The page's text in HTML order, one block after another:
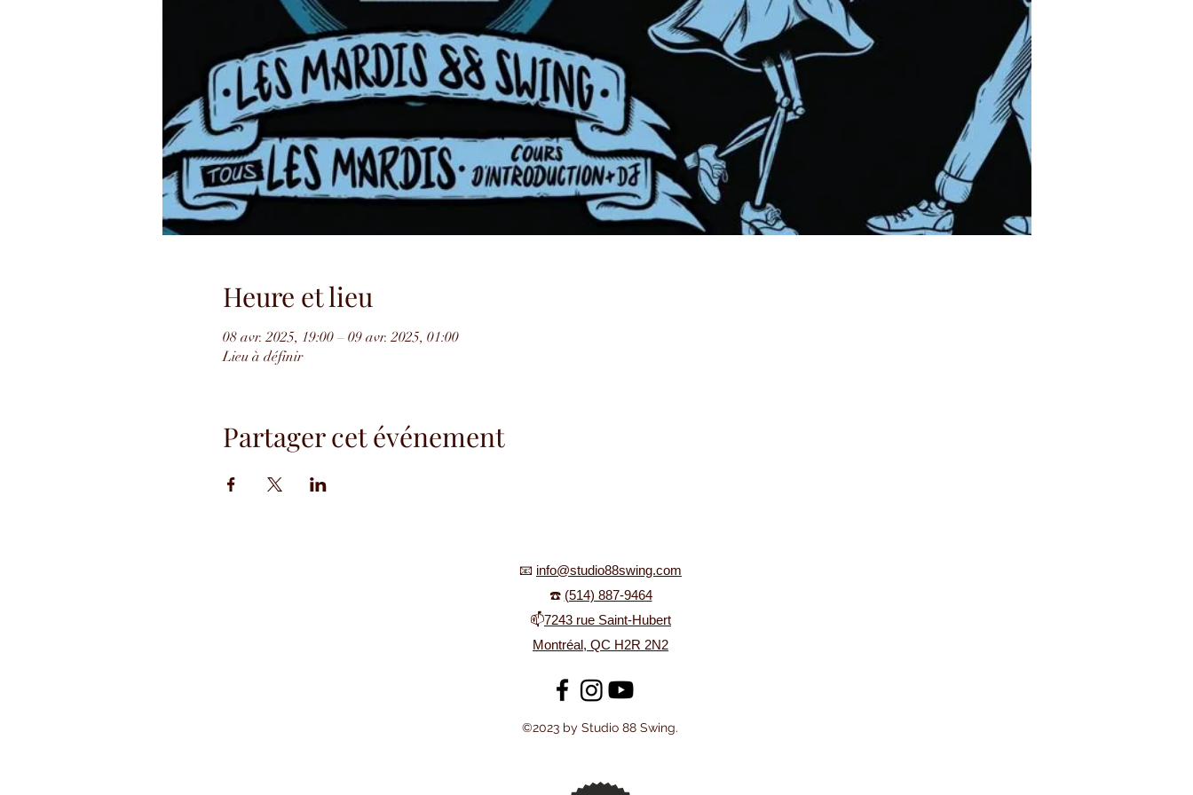
Heure et lieu
08 avr. 2025, 19:00 – 09 avr. 2025, 01:00
Lieu à définir
Partager cet événement
📧 info@studio88swing.com
☎️ (514) 887-9464
📫7243 rue Saint-Hubert
Montréal, QC H2R 2N2
©2023 by Studio 88 Swing.